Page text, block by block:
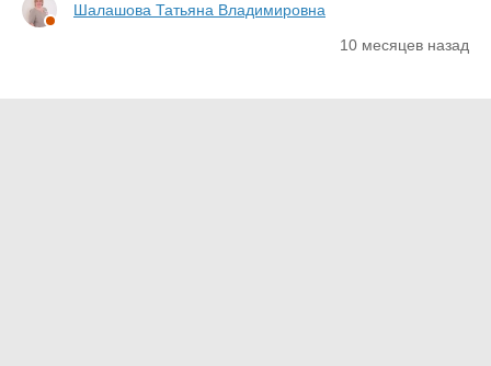
Шалашова Татьяна Владимировна
10 месяцев назад